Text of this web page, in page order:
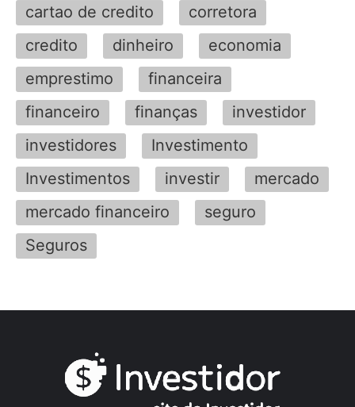
cartao de credito
corretora
credito
dinheiro
economia
emprestimo
financeira
financeiro
finanças
investidor
investidores
Investimento
Investimentos
investir
mercado
mercado financeiro
seguro
Seguros